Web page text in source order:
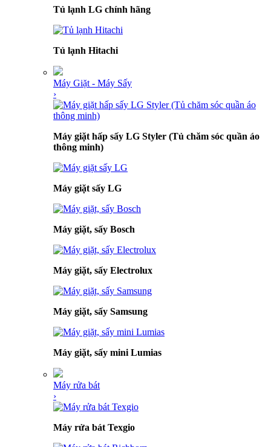
Tủ lạnh LG chính hãng
Tủ lạnh Hitachi
Máy Giặt - Máy Sấy
›
Máy giặt hấp sấy LG Styler (Tủ chăm sóc quần áo
thông minh)
Máy giặt sấy LG
Máy giặt, sấy Bosch
Máy giặt, sấy Electrolux
Máy giặt, sấy Samsung
Máy giặt, sấy mini Lumias
Máy rửa bát
›
Máy rửa bát Texgio